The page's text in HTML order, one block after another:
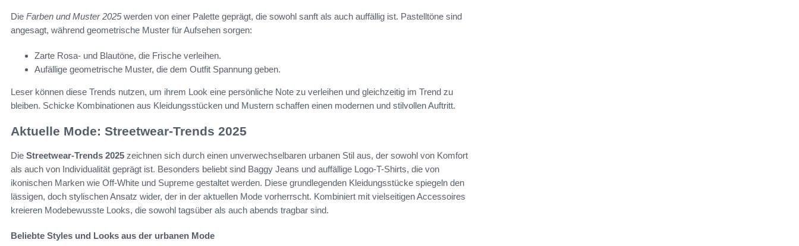
Die Farben und Muster 2025werden von einer Palette geprägt, die sowohl sanft als auch auffällig ist. Pastelltöne sind
angesagt, während geometrische Muster für Aufsehen sorgen:
Zarte Rosa- und Blautöne, die Frische verleihen.
Aufällige geometrische Muster, die dem Outfit Spannung geben.
Leser können diese Trends nutzen, um ihrem Look eine persönliche Note zu verleihen und gleichzeitig im Trend zu
bleiben. Schicke Kombinationen aus Kleidungsstücken und Mustern schaffen einen modernen und stilvollen Auftritt.
Aktuelle Mode: Streetwear-Trends 2025
Die Streetwear-Trends 2025 zeichnen sich durch einen unverwechselbaren urbanen Stil aus, der sowohl von Komfort
als auch von Individualität geprägt ist. Besonders beliebt sind Baggy Jeans und auffällige Logo-T-Shirts, die von
ikonischen Marken wie Off-White und Supreme gestaltet werden. Diese grundlegenden Kleidungsstücke spiegeln den
lässigen, doch stylischen Ansatz wider, der in der aktuellen Mode vorherrscht. Kombiniert mit vielseitigen Accessoires
kreieren Modebewusste Looks, die sowohl tagsüber als auch abends tragbar sind.
Beliebte Styles und Looks aus der urbanen Mode